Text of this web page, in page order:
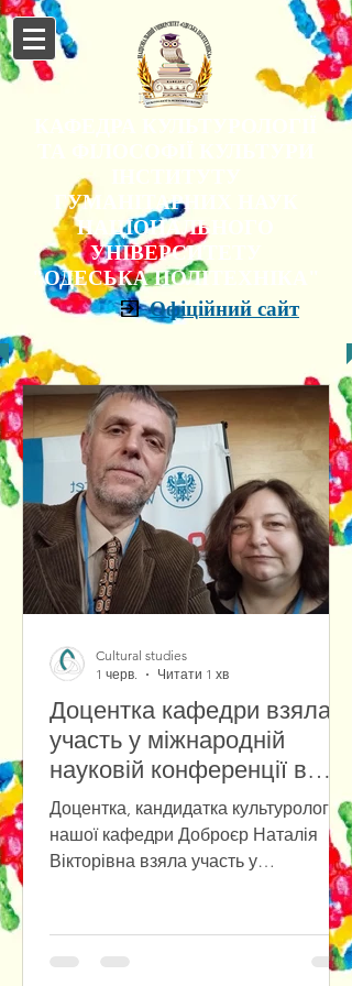
ГУМАНІТАРНИХ НАУК
НАЦІОНАЛЬНОГО
УНІВЕРСИТЕТУ
"ОДЕСЬКА ПОЛІТЕХНІКА"
Офіційний сайт
Доцентка кафедри взяла
участь у міжнародній
науковій конференції в
Університеті Вроцлава
Доцентка, кандидатка культурології
нашої кафедри Доброєр Наталія
Вікторівна взяла участь у
науковій конференції «Przyszłość już
tu jest. Polska–Ukraina–Europa: Nowy
Cultural studies
1 черв.
Читати 1 хв